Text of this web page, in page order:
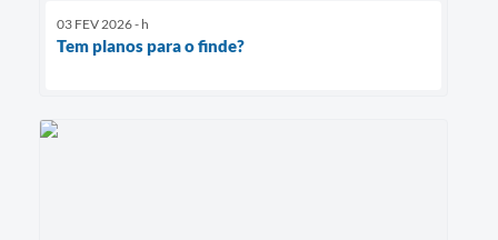
03 FEV 2026 - h
Tem planos para o finde?